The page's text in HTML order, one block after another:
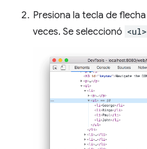
Presiona la tecla de flecha
veces. Se seleccionó <ul>